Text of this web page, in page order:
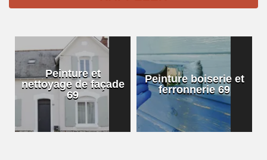
Peinture et
nettoyage de façade
69
Peinture boiserie et
ferronnerie 69